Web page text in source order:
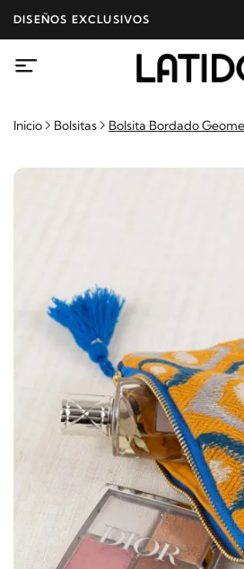
DISEÑOS EXCLUSIVOS
Inicio Bolsitas Bolsita Bordado